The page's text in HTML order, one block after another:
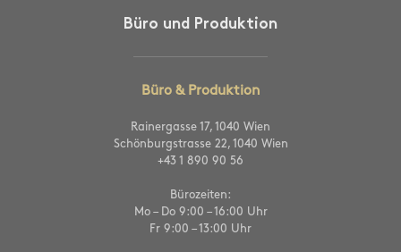
Büro und Produktion
Büro & Produktion
Rainergasse 17, 1040 Wien
Schönburgstrasse 22, 1040 Wien
+43 1 890 90 56
Bürozeiten:
Mo – Do 9:00 – 16:00 Uhr
Fr 9:00 – 13:00 Uhr